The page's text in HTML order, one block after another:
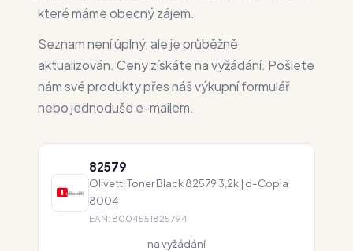
které máme obecný zájem.
Seznam není úplný, ale je průběžně
aktualizován. Ceny získáte na vyžádání. Pošlete
nám své produkty přes náš výkupní formulář
nebo jednoduše e-mailem.
82579
Olivetti Toner Black 82579 3,2k | d-Copia
8004
EAN: 8004551825794
na vyžádání